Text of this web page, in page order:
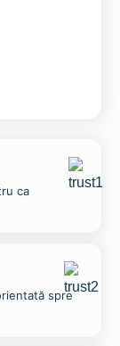
ca
spre